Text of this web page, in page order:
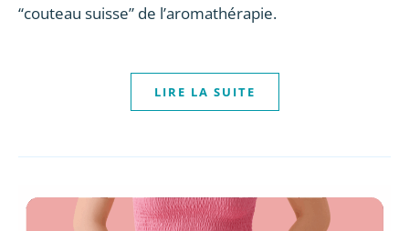
“couteau suisse” de l’aromathérapie.
LIRE LA SUITE